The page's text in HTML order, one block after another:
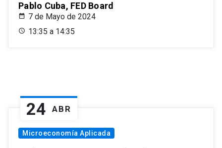
Pablo Cuba, FED Board
7 de Mayo de 2024
13:35 a 14:35
24 ABR
Microeconomía Aplicada